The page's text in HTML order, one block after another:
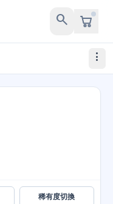
search
more_vert
稀有度切換